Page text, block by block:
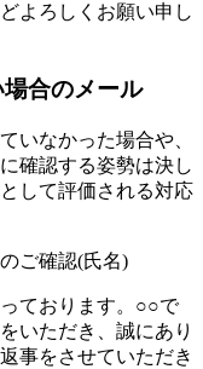
よろしくお願い申し
合のメール
いなかった場合や、
確認する姿勢は決し
して評価される対応
ご確認(氏名)
ております。○○で
いただき、誠にあり
事をさせていただき